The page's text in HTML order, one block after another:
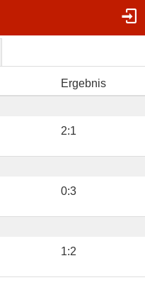
Ergebnis
2:1
0:3
1:2